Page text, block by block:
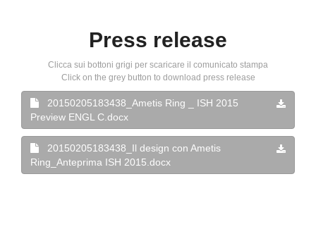
Press release
Clicca sui bottoni grigi per scaricare il comunicato stampa
Click on the grey button to download press release
20150205183438_Ametis Ring _ ISH 2015
Preview ENGL C.docx
20150205183438_Il design con Ametis
Ring_Anteprima ISH 2015.docx